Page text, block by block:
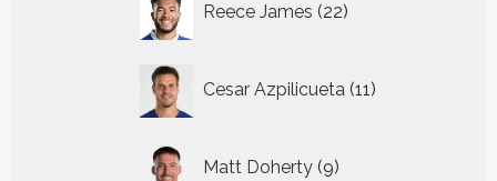
Reece James 22
producten
Cesar Azpilicueta 11
producten
Matt Doherty 9